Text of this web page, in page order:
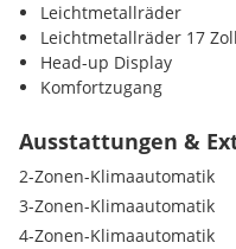
Leichtmetallräder
Leichtmetallräder 17 Zoll
Head-up Display
Komfortzugang
Sitzheizung Fahrer und
Alarmanlage
Innen- und
LED-Scheinwerfer
Parkassistent
Ausstattungen &
2-Zonen-Klimaautomatik
3-Zonen-Klimaautomatik
4-Zonen-Klimaautomatik